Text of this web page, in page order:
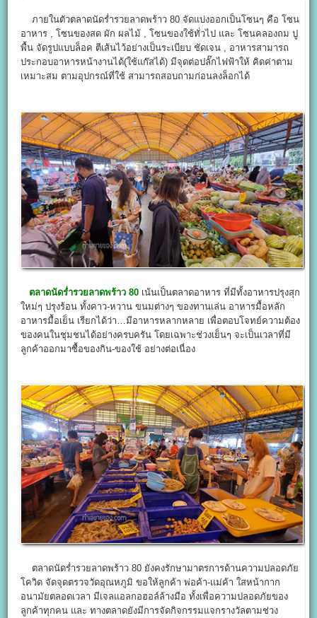
ภายในตัวตลาดนัดร่ำรวยลาดพร้าว 80 จัดแบ่งออกเป็นโซนๆ คือ โซน
อาหาร , โซนของสด ผัก ผลไม้ , โซนของใช้ทั่วไป และ โซนคลองถม ปู
พื้น จัดรูปแบบล็อค ตีเส้นไว้อย่างเป็นระเบียบ ชัดเจน , อาหารสามารถ
ประกอบอาหารหน้างานได้(ใช้แก๊สได้) มีจุดต่อปลั๊กไฟฟ้าให้ คิดค่าตาม
เหมาะสม ตามอุปกรณ์ที่ใช้ สามารถสอบถามก่อนลงล็อกได้
ตลาดนัดร่ำรวยลาดพร้าว 80 เน้นเป็นตลาดอาหาร ที่มีทั้งอาหารปรุงสุก
ใหม่ๆ ปรุงร้อน ทั้งคาว-หวาน ขนมต่างๆ ของทานเล่น อาหารมื้อหลัก
อาหารมื้อเย็น เรียกได้ว่า…มีอาหารหลากหลาย เพื่อตอบโจทย์ความต้อง
ของคนในชุมชนได้อย่างครบครัน โดยเฉพาะช่วงเย็นๆ จะเป็นเวลาที่มี
ลูกค้าออกมาซื้อของกิน-ของใช้ อย่างต่อเนื่อง
ตลาดนัดร่ำรวยลาดพร้าว 80 ยังคงรักษามาตรการด้านความปลอดภัย
โควิด จัดจุดตรวจวัดอุณหภูมิ ขอให้ลูกค้า พ่อค้า-แม่ค้า ใสหน้ากาก
อนามัยตลอดเวลา มีเจลแอลกอฮอล์ล้างมือ ทั้งเพื่อความปลอดภัยของ
ลูกค้าทุกคน และ ทางตลาดยังมีการจัดกิจกรรมแจกรางวัลตามช่วง